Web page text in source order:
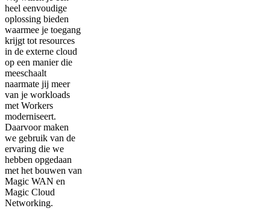
heel eenvoudige
oplossing bieden
waarmee je toegang
krijgt tot resources
in de externe cloud
op een manier die
meeschaalt
naarmate jij meer
van je workloads
met Workers
moderniseert.
Daarvoor maken
we gebruik van de
ervaring die we
hebben opgedaan
met het bouwen van
Magic WAN en
Magic Cloud
Networking.